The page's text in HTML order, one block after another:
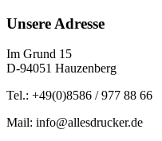
Unsere Adresse
Im Grund 15
D-94051 Hauzenberg
Tel.: +49(0)8586 / 977 88 66
Mail: info@allesdrucker.de